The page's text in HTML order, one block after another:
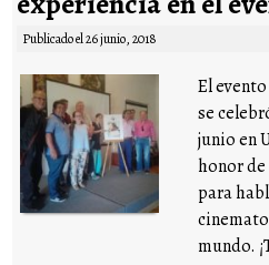
Publicado el26 junio, 2018
El
se
junio en
honor
para
mundo.